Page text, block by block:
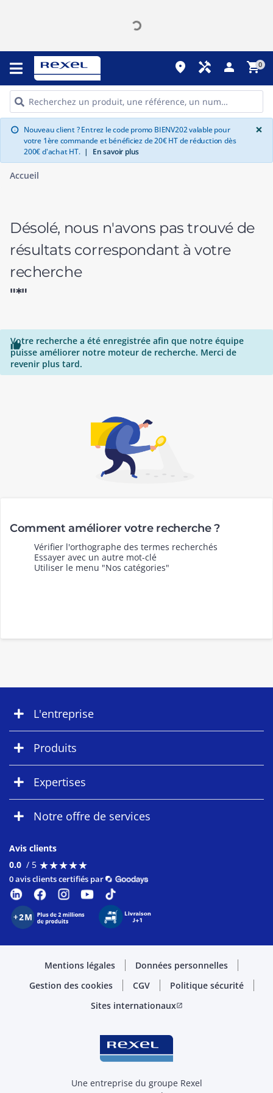
place handyman person shopping_cart0
info Nouveau client ? Entrez le code promo BIENV202 valable pour
votre 1ère commande et bénéficiez de 20€ HT de réduction dès
200€ d'achat HT. | En savoir plus
×
Accueil
Désolé, nous n'avons pas trouvé de
résultats correspondant à votre
recherche
"*"

Votre recherche a été enregistrée afin que notre équipe
puisse améliorer notre moteur de recherche. Merci de
revenir plus tard.
Comment améliorer votre recherche ?
Vérifier l'orthographe des termes recherchés
Essayer avec un autre mot-clé
Utiliser le menu "Nos catégories"
L'entreprise
Produits
Expertises
Notre offre de services
Avis clients
0.0 / 5 ★★★★★
★★★★★
0 avis clients certifiés par
Mentions légales
Données personnelles
Gestion des cookies
CGV
Politique sécurité
Sites internationauxopen_in_new
Une entreprise du groupe Rexel